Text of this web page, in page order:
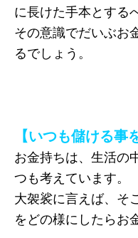
に長けた手本とする
その意識でだいぶお
るでしょう。
【いつも儲ける事
お金持ちは、生活の
つも考えています。
大袈裟に言えば、そ
をどの様にしたらお